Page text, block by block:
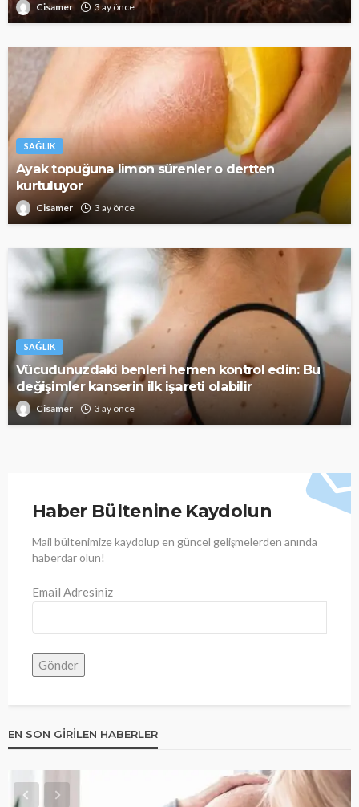
Cisamer 3 ay önce
SAĞLIK
Ayak topuğuna limon sürenler o dertten
kurtuluyor
Cisamer 3 ay önce
SAĞLIK
Vücudunuzdaki benleri hemen kontrol edin: Bu
değişimler kanserin ilk işareti olabilir
Cisamer 3 ay önce
Haber Bültenine Kaydolun
Mail bültenimize kaydolup en güncel gelişmelerden anında
haberdar olun!
Email Adresiniz
EN SON GIRILEN HABERLER